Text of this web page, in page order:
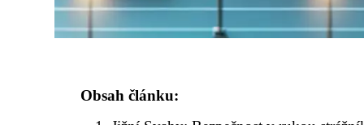
Obsah článku: